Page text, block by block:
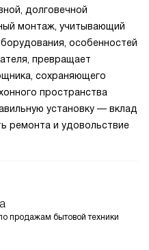
долговечной
монтаж, учитывающий
особенностей
превращает
сохраняющего
пространства
установку — вклад
ремонта и удовольствие
продажам бытовой техники